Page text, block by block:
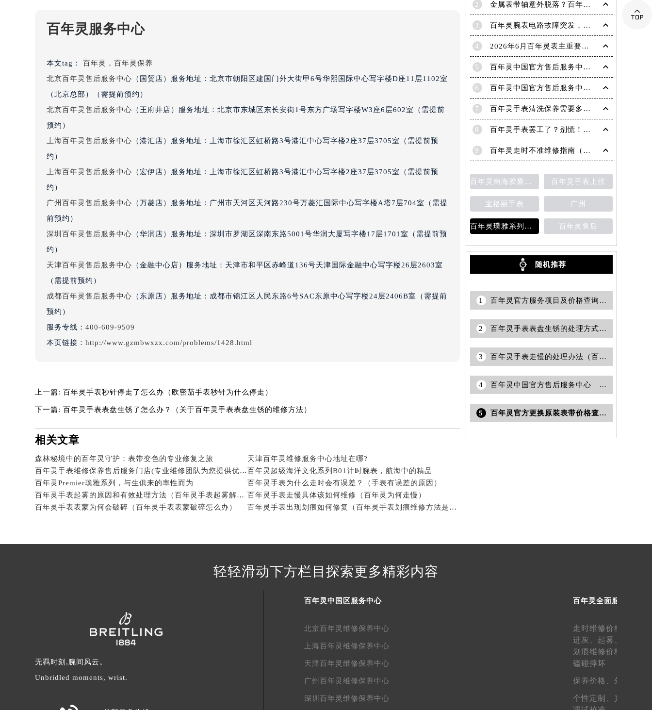
内蒙古自治区呼和浩特市玉泉区大学西街70号华润万象城写字楼（鄂尔多斯大厦）23层2326室（需提前预约）
甘肃省兰州市七里河区西津西路16号兰州中心写字楼21层2102室（需提前预约）
黑龙江省大庆市萨尔图区会战大街百年灵售后服务中心（需提前预约）
黑龙江省鹤岗市向阳区红军路百年灵售后服务中心（需提前预约）
黑龙江省黑河市爱辉区中央街百年灵售后服务中心（需提前预约）
黑龙江省鸡西市鸡冠区红军路百年灵售后服务中心（需提前预约）
黑龙江省七台河市桃山区大同街百年灵售后服务中心（需提前预约）
黑龙江省双鸭山市尖山区新兴大街百年灵售后服务中心（需提前预约）
黑龙江省伊春市伊美区通河路百年灵售后服务中心（需提前预约）
吉林省梅河口市新华街道梅河大街百年灵售后服务中心（需提前预约）
吉林省四平市铁东区紫气大路与南九经街交汇处百年灵售后服务中心（需提前预约）
吉林省松原市宁江区五环大街百年灵售后服务中心（需提前预约）
吉林省延边市延吉市解放路百年灵售后服务中心（需提前预约）
辽宁省抚顺市新抚区东一路百年灵售后服务中心（需提前预约）
辽宁省阜新市海州区解放大街百年灵售后服务中心（需提前预约）
辽宁省盘锦市兴隆台区石油大街百年灵售后服务中心（需提前预约）
辽宁省铁岭市银州区南马路百年灵售后服务中心（需提前预约）
辽宁省营口市站前区市府路与渤海大街交叉口百年灵售后服务中心（需提前预约）
辽宁省沈阳市沈河区中街路137号亨得利名表维修授权店1楼百年灵售后服务中心（需提前预约）
辽宁省沈阳市沈河区中街路83号亨得利名表维修授权店1楼百年灵售后服务中心（需提前预约）
内蒙古自治区阿拉善盟市左旗土尔扈特大街百年灵售后服务中心（需提前预约）
内蒙古自治区包头市青山区幸福路甲3号王府井百货名表维修百年灵售后服务中心（需提前预约）
内蒙古自治区鄂尔多斯市东胜区伊金霍洛街百年灵售后服务中心（需提前预约）
内蒙古自治区呼伦贝尔市海拉尔区中央街百年灵售后服务中心（需提前预约）
内蒙古自治区通辽市科尔沁区明仁大街百年灵售后服务中心（需提前预约）
内蒙古自治区乌海市海勃湾区人民南路百年灵售后服务中心（需提前预约）
内蒙古自治区乌兰察布市集宁区恩和大街百年灵售后服务中心（需提前预约）
内蒙古自治区兴安盟市乌兰浩特市兴安大街百年灵售后服务中心（需提前预约）
百年灵服务中心
本文tag： 百年灵 ， 百年灵保养
北京百年灵售后服务中心 （国贸店）服务地址：北京市朝阳区建国门外大街甲6号华熙国际中心写字楼D座11层1102室
（北京总部）（需提前预约）
北京百年灵售后服务中心 （王府井店）服务地址：北京市东城区东长安街1号东方广场写字楼W3座6层602室（需提前
预约）
上海百年灵售后服务中心 （港汇店）服务地址：上海市徐汇区虹桥路3号港汇中心写字楼2座37层3705室（需提前预
约）
上海百年灵售后服务中心 （宏伊店）服务地址：上海市徐汇区虹桥路3号港汇中心写字楼2座37层3705室（需提前预
约）
广州百年灵售后服务中心 （万菱店）服务地址：广州市天河区天河路230号万菱汇国际中心写字楼A塔7层704室（需提
前预约）
深圳百年灵售后服务中心 （华润店）服务地址：深圳市罗湖区深南东路5001号华润大厦写字楼17层1701室（需提前预
约）
天津百年灵售后服务中心 （金融中心店）服务地址：天津市和平区赤峰道136号天津国际金融中心写字楼26层2603室
（需提前预约）
成都百年灵售后服务中心 （东原店）服务地址：成都市锦江区人民东路6号SAC东原中心写字楼24层2406B室（需提前
预约）
服务专线： 400-609-9509
本页链接： http://www.gzmbwxzx.com/problems/1428.html
上一篇: 百年灵手表秒针停走了怎么办（欧密茄手表秒针为什么停走）
下一篇: 百年灵手表表盘生锈了怎么办？（关于百年灵手表表盘生锈的维修方法）
相关文章
森林秘境中的百年灵守护：表带变色的专业修复之旅
天津百年灵维修服务中心地址在哪?
百年灵手表维修保养售后服务门店(专业维修团队为您提供优质售后服务)百年灵超级海洋文化系列B01计时腕表，航海中的精品
百年灵Premier璞雅系列，与生俱来的率性而为
百年灵手表为什么走时会有误差？（手表有误差的原因）
百年灵手表起雾的原因和有效处理方法（百年灵手表起雾解决办法） 百年灵手表走慢具体该如何维修（百年灵为何走慢）
百年灵手表表蒙为何会破碎（百年灵手表表蒙破碎怎么办）
百年灵手表出现划痕如何修复（百年灵手表划痕维修方法是什么）
2 金属表带轴意外脱落？百年灵手表紧急修复指南
3 百年灵腕表电路故障突发，如何应对与修复
4 2026年6月百年灵表主重要补充通告：售后网点搬迁与新增
5 百年灵中国官方售后服务中心｜完整官方热线和详细地址权威信息通告（2026年6月最新）
6 百年灵中国官方售后服务中心｜热线电话与门店地址权威信息声明（2026年7月最新）
7 百年灵手表清洗保养需要多久？
8 百年灵手表罢工了？别慌！专业解决方法助您重启时间流转
9 百年灵走时不准维修指南（恢复精准时间的方法）
百年灵南海胶囊系列腕表 百年灵手表上弦
宝格丽手表 广州
百年灵璞雅系列陀飞轮计时码表 百年灵售后
随机推荐
1 百年灵官方服务项目及价格查询｜服务热线及具体地址权威信息声明（2026年7月最新）
2 百年灵手表表盘生锈的处理方式（百年灵手表表盘生锈怎么办）
3 百年灵手表走慢的处理办法（百年灵为何走慢）
4 百年灵中国官方售后服务中心｜维修地址与官方客服热线权威信息公告（2026年6月最新）
5 百年灵官方更换原装表带价格查询｜权威信息公示（2026年6月最新）
轻轻滑动下方栏目探索更多精彩内容
无羁时刻,腕间风云。
Unbridled moments, wrist.
百年灵中国区服务中心
北京百年灵维修保养中心
上海百年灵维修保养中心
天津百年灵维修保养中心
广州百年灵维修保养中心
深圳百年灵维修保养中心
百年灵全面服务
走时维修价格、
进灰、 起雾、
划痕维修价格、
磕碰摔坏
保养价格、外观维护
个性定制、真假鉴定
